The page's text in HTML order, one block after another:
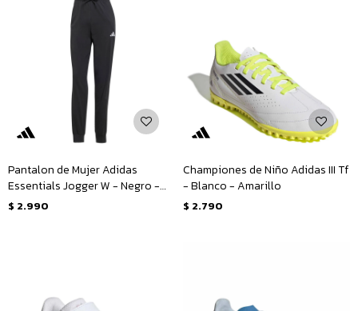
Pantalon de Mujer Adidas
Essentials Jogger W - Negro -
Blanco
$ 2.990
Championes de Niño Adidas III Tf
- Blanco - Amarillo
$ 2.790